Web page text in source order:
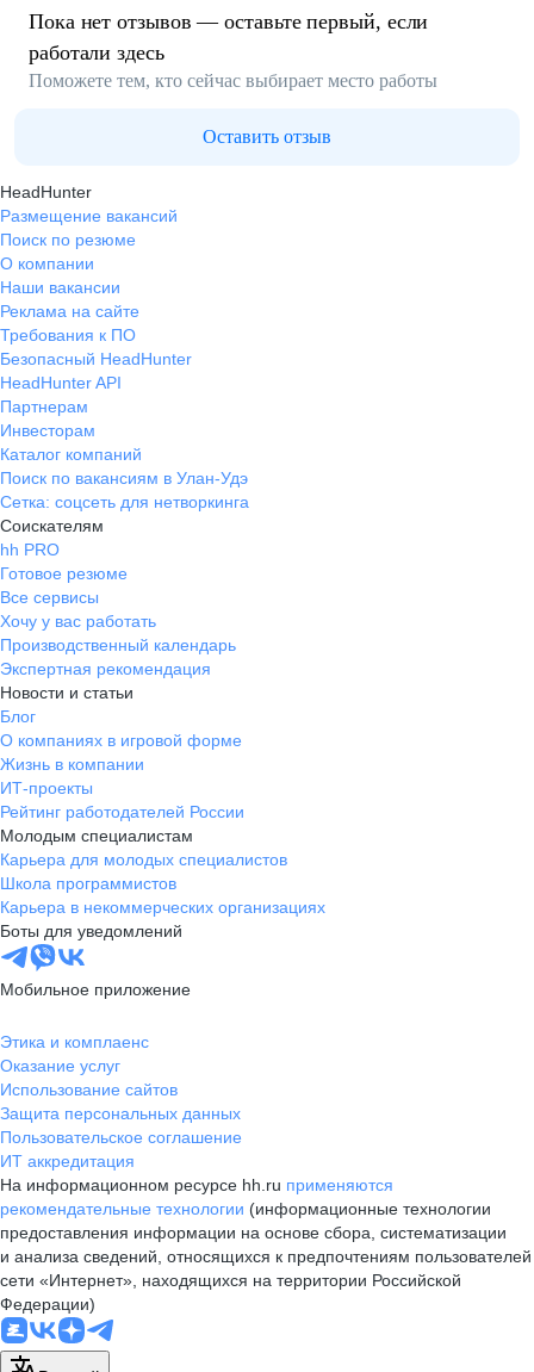
Пока нет отзывов — оставьте первый, если
работали здесь
Поможете тем, кто сейчас выбирает место работы
Оставить отзыв
HeadHunter
Размещение вакансий
Поиск по резюме
О компании
Наши вакансии
Реклама на сайте
Требования к ПО
Безопасный HeadHunter
HeadHunter API
Партнерам
Инвесторам
Каталог компаний
Поиск по вакансиям в Улан-Удэ
Сетка: соцсеть для нетворкинга
Соискателям
hh PRO
Готовое резюме
Все сервисы
Хочу у вас работать
Производственный календарь
Экспертная рекомендация
Новости и статьи
Блог
О компаниях в игровой форме
Жизнь в компании
ИТ-проекты
Рейтинг работодателей России
Молодым специалистам
Карьера для молодых специалистов
Школа программистов
Карьера в некоммерческих организациях
Боты для уведомлений
Мобильное приложение
Этика и комплаенс
Оказание услуг
Использование сайтов
Защита персональных данных
Пользовательское соглашение
ИТ аккредитация
На информационном ресурсе hh.ru применяются
рекомендательные технологии (информационные технологии
предоставления информации на основе сбора, систематизации
и анализа сведений, относящихся к предпочтениям пользователей
сети «Интернет», находящихся на территории Российской
Федерации)